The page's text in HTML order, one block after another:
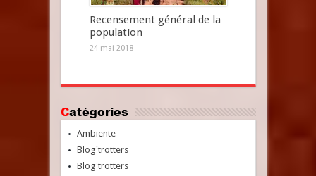
Recensement général de la
population
24 mai 2018
Catégories
Ambiente
Blog'trotters
Blog'trotters